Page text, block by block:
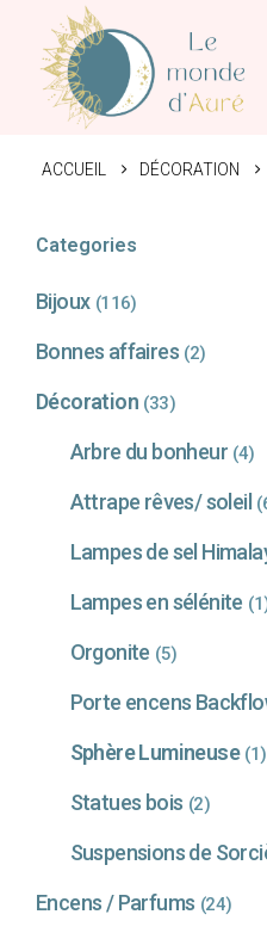
ACCUEIL DÉCORATION
Categories
Bijoux (116)
Bonnes affaires (2)
Décoration (33)
Arbre du bonheur (4)
Attrape rêves/ soleil
Lampes de sel
Lampes en sélénite
Orgonite (5)
Porte encens
Sphère Lumineuse (1)
Statues bois (2)
Suspensions de
Encens / Parfums (24)